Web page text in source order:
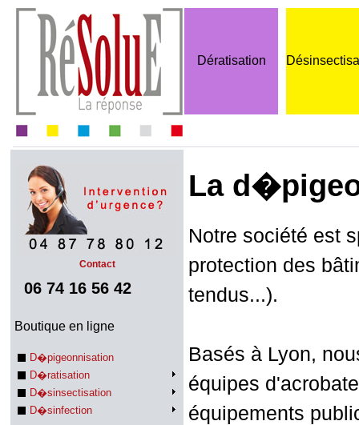
Dératisation
Contact
06 74 16 56 42
Boutique en ligne
D�pigeonnisation
D�ratisation
D�sinsectisation
D�sinfection
La
Notre société est
protection des
tendus...).
Basés à Lyon,
équipes
équipements